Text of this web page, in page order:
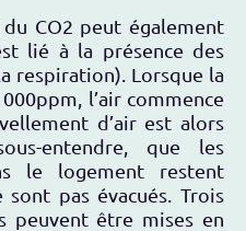
CO2 peut également
lié à la présence des
respiration). Lorsque la
l’air commence
d’air est alors
entendre, que les
le logement restent
pas évacués. Trois
peuvent être mises en